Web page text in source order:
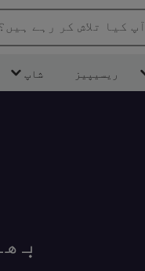
آپ کیا تلاش کر رہے ہیں؟
ریسیپیز شاپ